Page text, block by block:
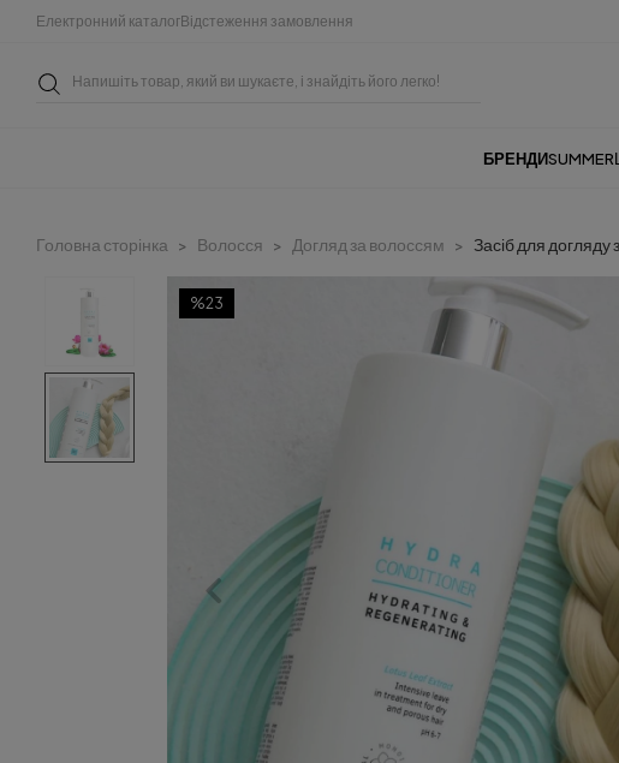
Електронний каталогВідстеження замовлення
БРЕНДИSUMMER
Головна сторінка Волосся Догляд за волоссям Засіб для догляду
%23